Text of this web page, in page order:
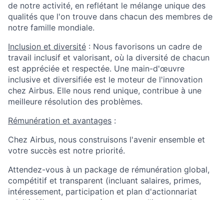
de notre activité, en reflétant le mélange unique des
qualités que l'on trouve dans chacun des membres de
notre famille mondiale.
Inclusion et diversité : Nous favorisons un cadre de
travail inclusif et valorisant, où la diversité de chacun
est appréciée et respectée. Une main-d'œuvre
inclusive et diversifiée est le moteur de l'innovation
chez Airbus. Elle nous rend unique, contribue à une
meilleure résolution des problèmes.
Rémunération et avantages :
Chez Airbus, nous construisons l'avenir ensemble et
votre succès est notre priorité.
Attendez-vous à un package de rémunération global,
compétitif et transparent (incluant salaires, primes,
intéressement, participation et plan d'actionnariat